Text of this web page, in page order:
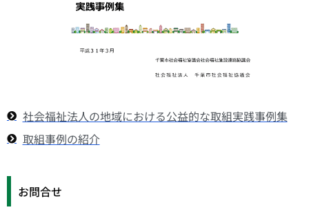
社会福祉法人の地域における公益的な取組実践事例集
取組事例の紹介
お問合せ